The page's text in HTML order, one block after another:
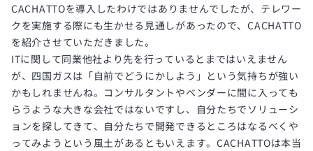
CACHATTOを導入したわけではありませんでしたが、テレワー
クを実施する際にも生かせる見通しがあったので、CACHATTO
を紹介させていただきました。
ITに関して同業他社より先を行っているとまではいえません
が、四国ガスは「自前でどうにかしよう」という気持ちが強い
かもしれませんね。コンサルタントやベンダーに間に入っても
らうような大きな会社ではないですし、自分たちでソリューシ
ョンを探してきて、自分たちで開発できるところはなるべくや
ってみようという風土があるともいえます。CACHATTOは本当